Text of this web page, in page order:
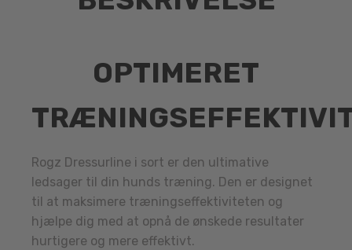
OPTIMERET
Rogz Dressurline i sort er den ultimative
ledsager til din hunds træning. Den er designet
til at maksimere træningseffektiviteten og
hjælpe dig med at opnå de ønskede resultater
hurtigere og mere effektivt.